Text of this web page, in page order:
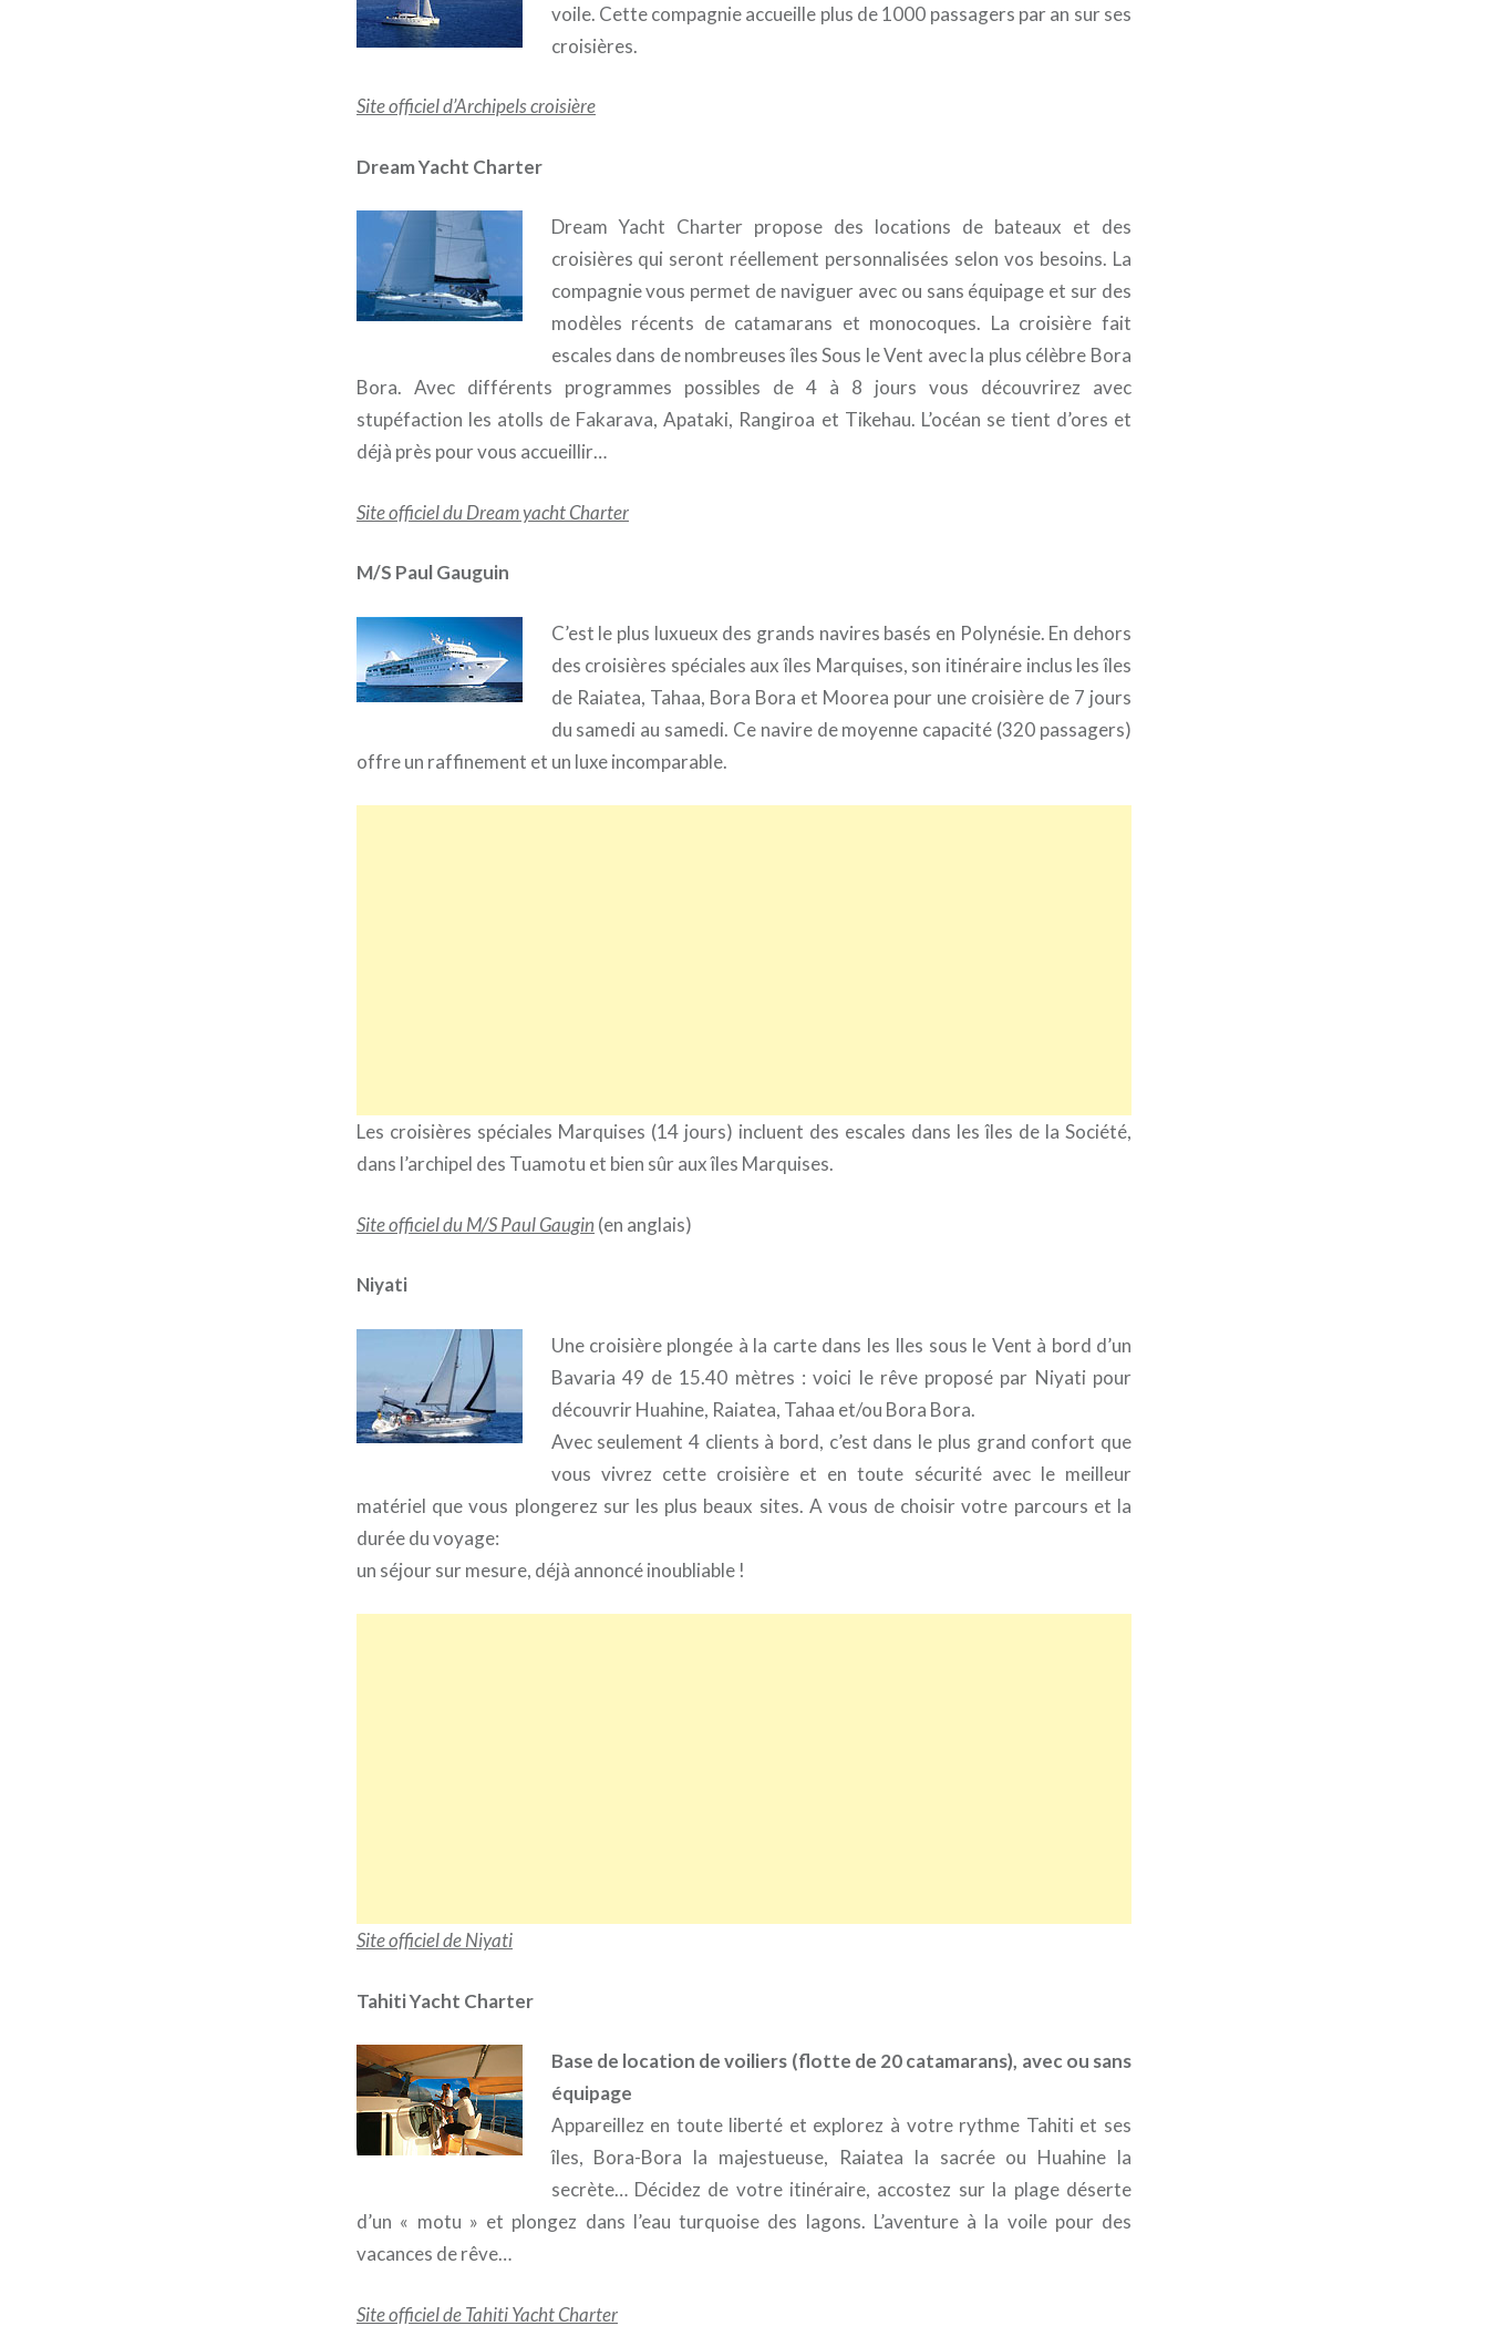
voile. Cette compagnie accueille plus de 1000 passagers par an sur ses
croisières.
Site officiel d’Archipels croisière
Dream Yacht Charter
Dream Yacht Charter propose des locations de bateaux et des
croisières qui seront réellement personnalisées selon vos besoins. La
compagnie vous permet de naviguer avec ou sans équipage et sur des
modèles récents de catamarans et monocoques. La croisière fait
escales dans de nombreuses îles Sous le Vent avec la plus célèbre Bora
Bora. Avec différents programmes possibles de 4 à 8 jours vous découvrirez avec
stupéfaction les atolls de Fakarava, Apataki, Rangiroa et Tikehau. L’océan se tient d’ores et
déjà près pour vous accueillir…
Site officiel du Dream yacht Charter
M/S Paul Gauguin
C’est le plus luxueux des grands navires basés en Polynésie. En dehors
des croisières spéciales aux îles Marquises, son itinéraire inclus les îles
de Raiatea, Tahaa, Bora Bora et Moorea pour une croisière de 7 jours
du samedi au samedi. Ce navire de moyenne capacité (320 passagers)
offre un raffinement et un luxe incomparable.
Les croisières spéciales Marquises (14 jours) incluent des escales dans les îles de la Société,
dans l’archipel des Tuamotu et bien sûr aux îles Marquises.
Site officiel du M/S Paul Gaugin (en anglais)
Niyati
Une croisière plongée à la carte dans les Iles sous le Vent à bord d’un
Bavaria 49 de 15.40 mètres : voici le rêve proposé par Niyati pour
découvrir Huahine, Raiatea, Tahaa et/ou Bora Bora.
Avec seulement 4 clients à bord, c’est dans le plus grand confort que
vous vivrez cette croisière et en toute sécurité avec le meilleur
matériel que vous plongerez sur les plus beaux sites. A vous de choisir votre parcours et la
durée du voyage:
un séjour sur mesure, déjà annoncé inoubliable !
Site officiel de Niyati
Tahiti Yacht Charter
Base de location de voiliers (flotte de 20 catamarans), avec ou sans
équipage
Appareillez en toute liberté et explorez à votre rythme Tahiti et ses
îles, Bora-Bora la majestueuse, Raiatea la sacrée ou Huahine la
secrète… Décidez de votre itinéraire, accostez sur la plage déserte
d’un « motu » et plongez dans l’eau turquoise des lagons. L’aventure à la voile pour des
vacances de rêve…
Site officiel de Tahiti Yacht Charter